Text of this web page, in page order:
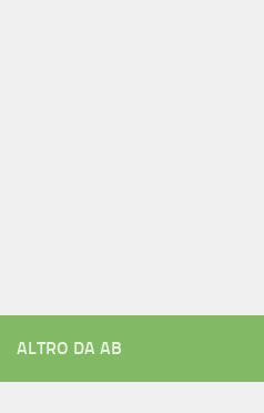
ALTRO DA AB